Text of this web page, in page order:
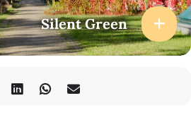
Silent Green